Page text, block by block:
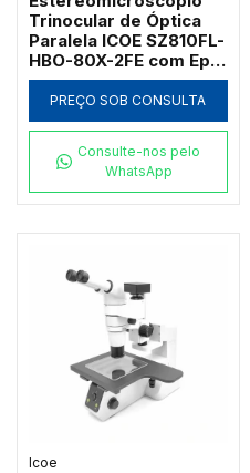
Trinocular de Óptica
Paralela ICOE SZ810FL-
HBO-80X-2FE com Epi-
Fluorescência
Mercúrio 100W e Foco
Coaxial
PREÇO SOB CONSULTA
Consulte-nos pelo
WhatsApp
Icoe